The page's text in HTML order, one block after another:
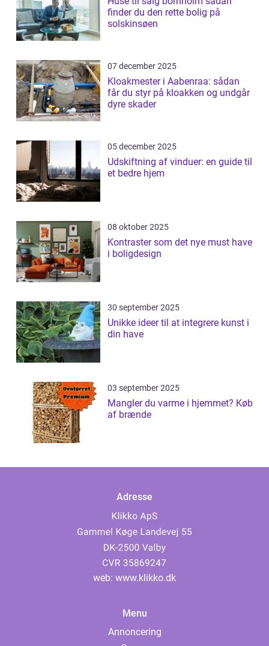
finder du den rette bolig på
solskinsøen
07 december 2025
Kloakmester i Aabenraa: sådan
får du styr på kloakken og undgår
dyre skader
05 december 2025
Udskiftning af vinduer: en guide til
et bedre hjem
08 oktober 2025
Kontraster som det nye must have
i boligdesign
30 september 2025
Unikke ideer til at integrere kunst i
din have
03 september 2025
Mangler du varme i hjemmet? Køb
af brænde
Adresse
web: www.klikko.dk
Menu
Annoncering